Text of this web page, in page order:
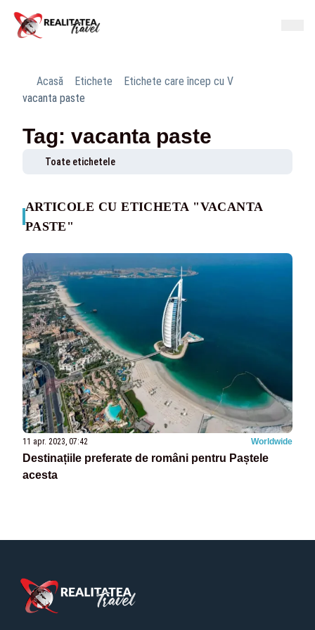
Acasă Etichete
Etichete care încep cu V
vacanta paste
Tag: vacanta paste
Toate etichetele
ARTICOLE CU ETICHETA "VACANTA
PASTE"
11 apr. 2023, 07:42 Worldwide
Destinațiile preferate de români pentru Paștele
acesta